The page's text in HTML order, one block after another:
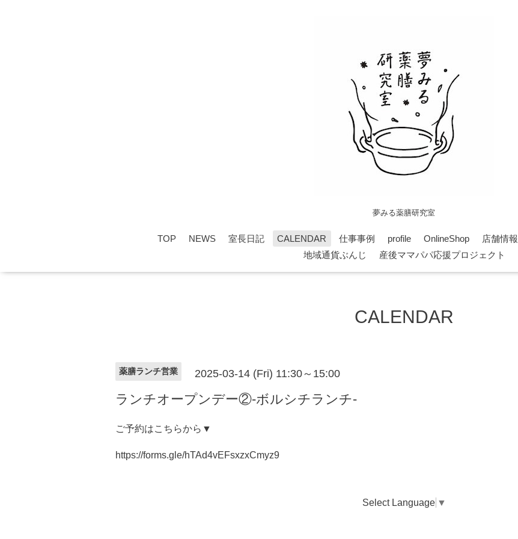
夢みる薬膳研究室
TOP NEWS 室長日記 CALENDAR 仕事事例 profile OnlineShop 店舗情報
地域通貨ぶんじ
産後ママパパ応援プロジェクト
CALENDAR
薬膳ランチ営業 2025-03-14 (Fri) 11:30～15:00
ランチオープンデー②-ボルシチランチ-
ご予約はこちらから▼
https://forms.gle/hTAd4vEFsxzxCmyz9
Select Language ▼